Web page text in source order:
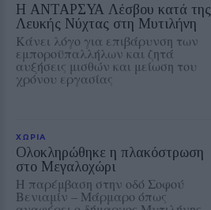
Η ΑΝΤΑΡΣΥΑ Λέσβου κατά της
Λευκής Νύχτας στη Μυτιλήνη
Κάνει λόγο για επιβάρυνση των
εμποροϋπαλλήλων και ζητά
αυξήσεις μισθών και μείωση του
χρόνου εργασίας
ΧΩΡΙΑ
Ολοκληρώθηκε η πλακόστρωση
στο Μεγαλοχώρι
Η παρέμβαση στην οδό Σοφού
Βενιαμίν – Μάρμαρο όπως